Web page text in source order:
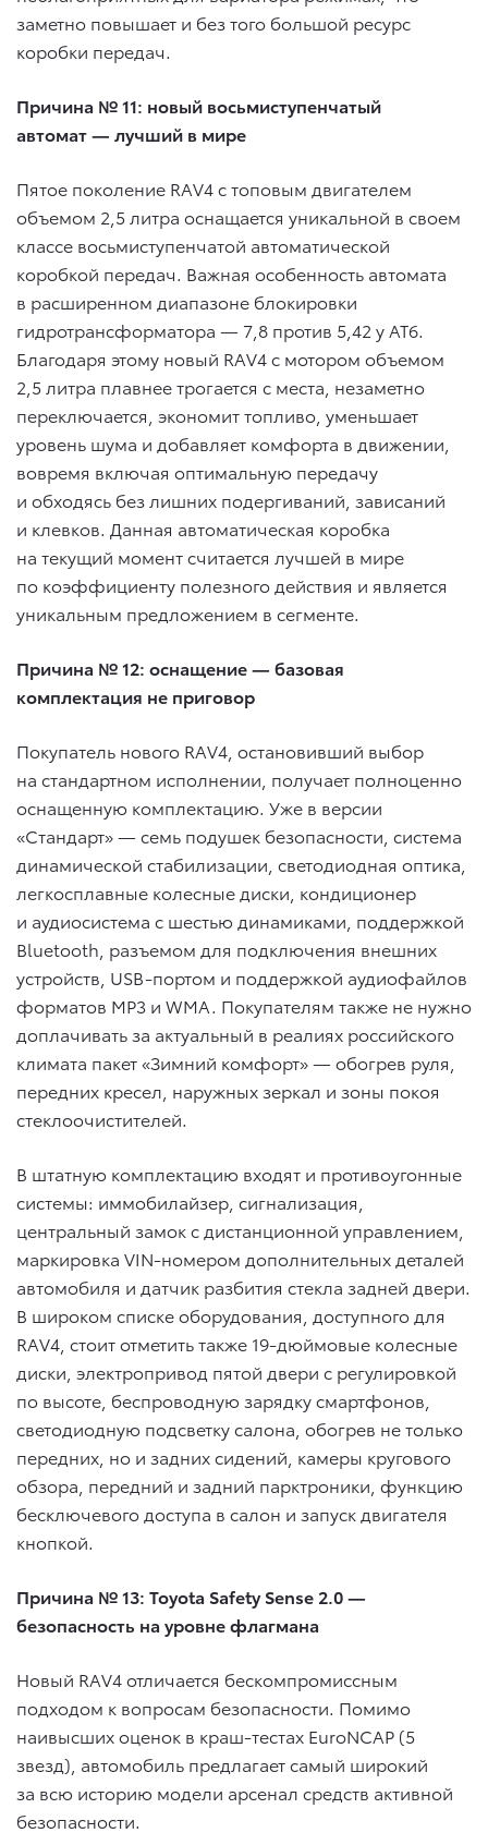
заметно повышает и без того большой ресурс
коробки передач.
Причина № 11: новый восьмиступенчатый
автомат — лучший в мире
Пятое поколение RAV4 с топовым двигателем
объемом 2,5 литра оснащается уникальной в своем
классе восьмиступенчатой автоматической
коробкой передач. Важная особенность автомата
в расширенном диапазоне блокировки
гидротрансформатора — 7,8 против 5,42 у AT6.
Благодаря этому новый RAV4 с мотором объемом
2,5 литра плавнее трогается с места, незаметно
переключается, экономит топливо, уменьшает
уровень шума и добавляет комфорта в движении,
вовремя включая оптимальную передачу
и обходясь без лишних подергиваний, зависаний
и клевков. Данная автоматическая коробка
на текущий момент считается лучшей в мире
по коэффициенту полезного действия и является
уникальным предложением в сегменте.
Причина № 12: оснащение — базовая
комплектация не приговор
Покупатель нового RAV4, остановивший выбор
на стандартном исполнении, получает полноценно
оснащенную комплектацию. Уже в версии
«Стандарт» — семь подушек безопасности, система
динамической стабилизации, светодиодная оптика,
легкосплавные колесные диски, кондиционер
и аудиосистема с шестью динамиками, поддержкой
Bluetooth, разъемом для подключения внешних
устройств, USB-портом и поддержкой аудиофайлов
форматов MP3 и WMA. Покупателям также не нужно
доплачивать за актуальный в реалиях российского
климата пакет «Зимний комфорт» — обогрев руля,
передних кресел, наружных зеркал и зоны покоя
стеклоочистителей.
В штатную комплектацию входят и противоугонные
системы: иммобилайзер, сигнализация,
центральный замок с дистанционной управлением,
маркировка VIN-номером дополнительных деталей
автомобиля и датчик разбития стекла задней двери.
В широком списке оборудования, доступного для
RAV4, стоит отметить также 19-дюймовые колесные
диски, электропривод пятой двери с регулировкой
по высоте, беспроводную зарядку смартфонов,
светодиодную подсветку салона, обогрев не только
передних, но и задних сидений, камеры кругового
обзора, передний и задний парктроники, функцию
бесключевого доступа в салон и запуск двигателя
кнопкой.
Причина № 13: Toyota Safety Sense 2.0 —
безопасность на уровне флагмана
Новый RAV4 отличается бескомпромиссным
подходом к вопросам безопасности. Помимо
наивысших оценок в краш-тестах EuroNCAP (5
звезд), автомобиль предлагает самый широкий
за всю историю модели арсенал средств активной
безопасности.